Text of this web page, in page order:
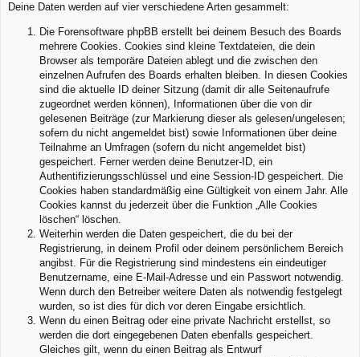
Deine Daten werden auf vier verschiedene Arten gesammelt:
Die Forensoftware phpBB erstellt bei deinem Besuch des Boards
mehrere Cookies. Cookies sind kleine Textdateien, die dein
Browser als temporäre Dateien ablegt und die zwischen den
einzelnen Aufrufen des Boards erhalten bleiben. In diesen Cookies
sind die aktuelle ID deiner Sitzung (damit dir alle Seitenaufrufe
zugeordnet werden können), Informationen über die von dir
gelesenen Beiträge (zur Markierung dieser als gelesen/ungelesen;
sofern du nicht angemeldet bist) sowie Informationen über deine
Teilnahme an Umfragen (sofern du nicht angemeldet bist)
gespeichert. Ferner werden deine Benutzer-ID, ein
Authentifizierungsschlüssel und eine Session-ID gespeichert. Die
Cookies haben standardmäßig eine Gültigkeit von einem Jahr. Alle
Cookies kannst du jederzeit über die Funktion „Alle Cookies
löschen“ löschen.
Weiterhin werden die Daten gespeichert, die du bei der
Registrierung, in deinem Profil oder deinem persönlichem Bereich
angibst. Für die Registrierung sind mindestens ein eindeutiger
Benutzername, eine E-Mail-Adresse und ein Passwort notwendig.
Wenn durch den Betreiber weitere Daten als notwendig festgelegt
wurden, so ist dies für dich vor deren Eingabe ersichtlich.
Wenn du einen Beitrag oder eine private Nachricht erstellst, so
werden die dort eingegebenen Daten ebenfalls gespeichert.
Gleiches gilt, wenn du einen Beitrag als Entwurf